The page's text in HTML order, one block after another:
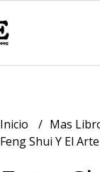
Inicio Mas
Feng Shui Y El